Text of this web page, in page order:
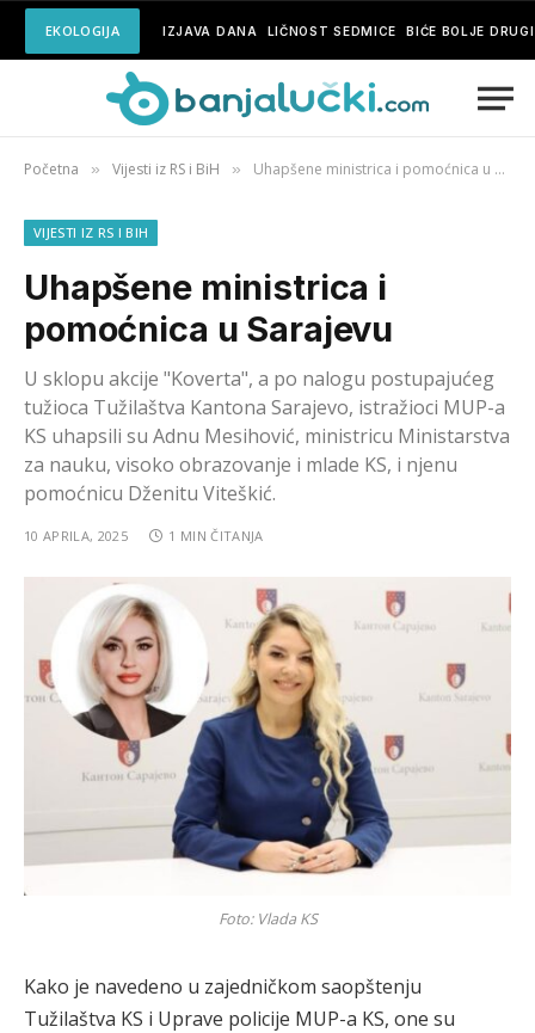
EKOLOGIJA IZJAVA DANA LIČNOST SEDMICE BIĆE BOLJE
Početna » Vijesti iz RS i BiH » Uhapšene ministrica i pomoćnica u Sarajevu
VIJESTI IZ RS I BIH
Uhapšene ministrica i
pomoćnica u Sarajevu
U sklopu akcije "Koverta", a po nalogu postupajućeg
tužioca Tužilaštva Kantona Sarajevo, istražioci MUP-a
KS uhapsili su Adnu Mesihović, ministricu Ministarstva
za nauku, visoko obrazovanje i mlade KS, i njenu
pomoćnicu Dženitu Viteškić.
10 APRILA, 2025 1 MIN ČITANJA
Foto: Vlada KS
Kako je navedeno u zajedničkom saopštenju
Tužilaštva KS i Uprave policije MUP-a KS, one su